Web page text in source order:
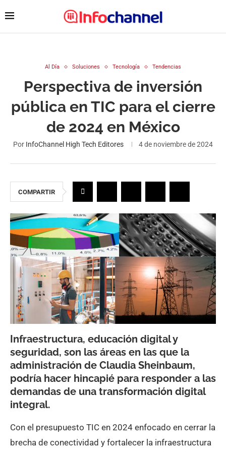
Al Día Soluciones Tecnología Tendencias
Perspectiva de inversión
pública en TIC para el cierre
de 2024 en México
Por InfoChannel High Tech Editores 4 de noviembre de 2024
COMPARTIR
Infraestructura, educación digital y
seguridad, son las áreas en las que la
administración de Claudia Sheinbaum,
podría hacer hincapié para responder a las
demandas de una transformación digital
integral.
Con el presupuesto TIC en 2024 enfocado en cerrar la
brecha de conectividad y fortalecer la infraestructura